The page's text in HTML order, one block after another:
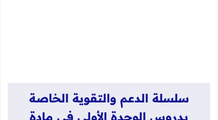
سلسلة الدعم والتقوية الخاصة
بدروس الوحدة الأولى في مادة